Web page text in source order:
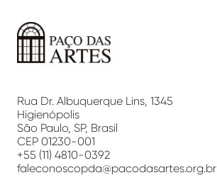
Artes
Rua Dr. Albuquerque Lins, 1345
Higienópolis
São Paulo, SP, Brasil
CEP 01230-001
+55 (11) 4810-0392
faleconoscopda@pacodasartes.org.br